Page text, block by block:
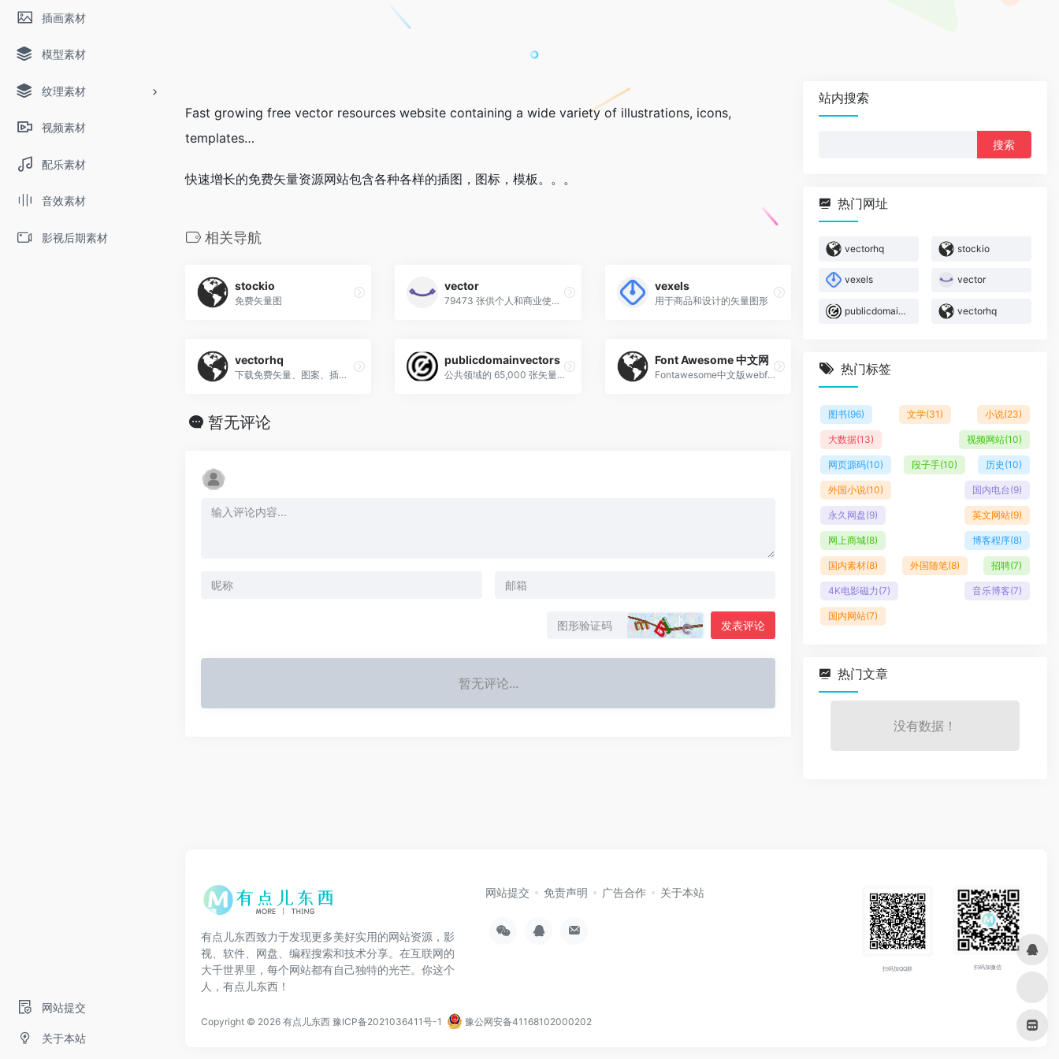
插画素材
模型素材
纹理素材
视频素材
配乐素材
音效素材
影视后期素材
网站提交
关于本站
Fast growing free vector resources website containing a wide variety of illustrations, icons,
templates…
快速增长的免费矢量资源网站包含各种各样的插图，图标，模板。。。
相关导航
stockio
免费矢量图
vector
79473 张供个人和商业使用的免费矢量图
vexels
用于商品和设计的矢量图形
vectorhq
下载免费矢量、图案、插图、模板、图标等
publicdomainvectors
公共领域的 65,000 张矢量图像 浏览我们的收藏并下载
Font Awesome 中文网
Fontawesome中文版webfont,是一款基于css框架的网页字体图标库，它完全免费
暂无评论
发表评论
暂无评论...
站内搜索
热门网址
vectorhq stockio
vexels vector
publicdomainvectors vectorhq
热门标签
图书(96) 文学(31) 小说(23)
大数据(13) 视频网站(10)
网页源码(10) 段子手(10) 历史 (10)
外国小说(10) 国内电台(9)
永久网盘(9) 英文网站(9)
网上商城(8) 博客程序(8)
国内素材(8) 外国随笔(8) 招聘(7)
4K电影磁力 (7) 音乐博客(7)
国内网站(7)
热门文章
没有数据！
有点儿东西致力于发现更多美好实用的网站资源，影
视、软件、网盘、编程搜索和技术分享。在互联网的
大千世界里，每个网站都有自己独特的光芒。你这个
人，有点儿东西！
网站提交 免责声明 广告合作 关于本站
扫码加QQ群 扫码加微信
Copyright © 2026 有点儿东西 豫ICP备2021036411号-1 豫公网安备41168102000202